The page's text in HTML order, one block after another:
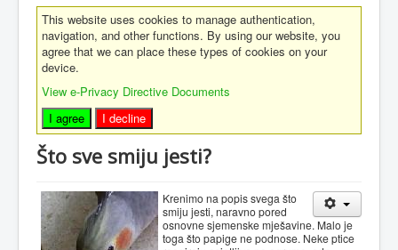
This website uses cookies to manage authentication,
navigation, and other functions. By using our website, you
agree that we can place these types of cookies on your
device.
View e-Privacy Directive Documents
I agree
I decline
Što sve smiju jesti?
Krenimo na popis svega što
smiju jesti, naravno pored
osnovne sjemenske mješavine. Malo je
toga što papige ne podnose. Neke ptice